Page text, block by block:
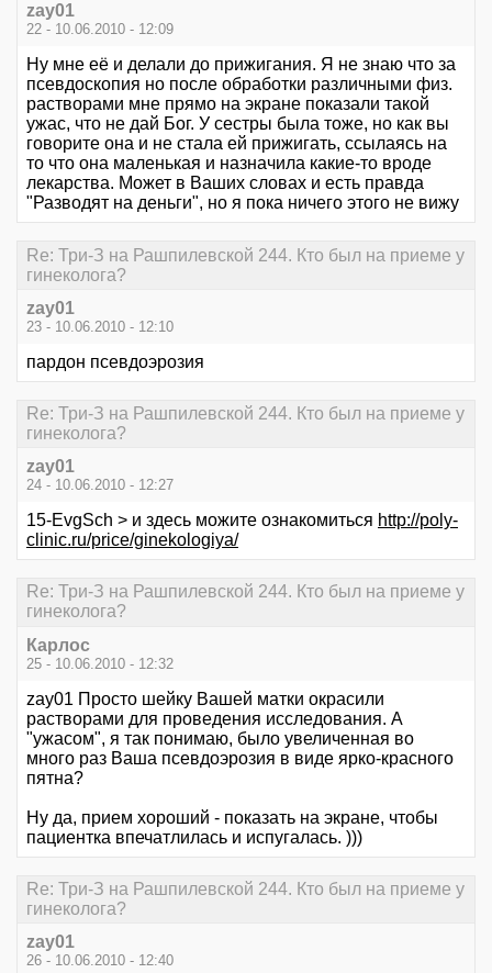
zay01
22 - 10.06.2010 - 12:09
Ну мне её и делали до прижигания. Я не знаю что за
псевдоскопия но после обработки различными физ.
растворами мне прямо на экране показали такой
ужас, что не дай Бог. У сестры была тоже, но как вы
говорите она и не стала ей прижигать, ссылаясь на
то что она маленькая и назначила какие-то вроде
лекарства. Может в Ваших словах и есть правда
"Разводят на деньги", но я пока ничего этого не вижу
Re: Три-З на Рашпилевской 244. Кто был на приеме у
гинеколога?
zay01
23 - 10.06.2010 - 12:10
пардон псевдоэрозия
Re: Три-З на Рашпилевской 244. Кто был на приеме у
гинеколога?
zay01
24 - 10.06.2010 - 12:27
15-EvgSch > и здесь можите ознакомиться http://poly-
clinic.ru/price/ginekologiya/
Re: Три-З на Рашпилевской 244. Кто был на приеме у
гинеколога?
Карлос
25 - 10.06.2010 - 12:32
zay01 Просто шейку Вашей матки окрасили
растворами для проведения исследования. А
"ужасом", я так понимаю, было увеличенная во
много раз Ваша псевдоэрозия в виде ярко-красного
пятна?
Ну да, прием хороший - показать на экране, чтобы
пациентка впечатлилась и испугалась. )))
Re: Три-З на Рашпилевской 244. Кто был на приеме у
гинеколога?
zay01
26 - 10.06.2010 - 12:40